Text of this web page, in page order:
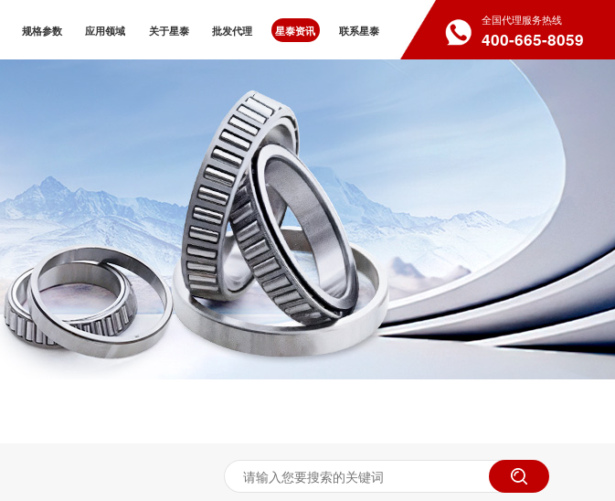
规格参数 应用领域 关于星泰 批发代理 星泰资讯 联系星泰
全国代理服务热线
400-665-8059